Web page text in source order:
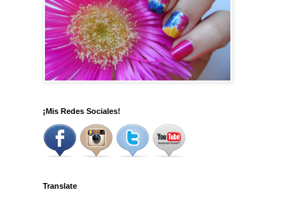
¡Mis Redes Sociales!
Translate